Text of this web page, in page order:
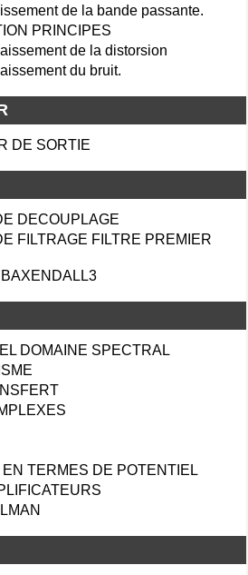
de la bande passante.
PRINCIPES
de la distorsion
du bruit.
DE SORTIE
DECOUPLAGE
FILTRAGE FILTRE PREMIER
DOMAINE SPECTRAL
TERMES DE POTENTIEL